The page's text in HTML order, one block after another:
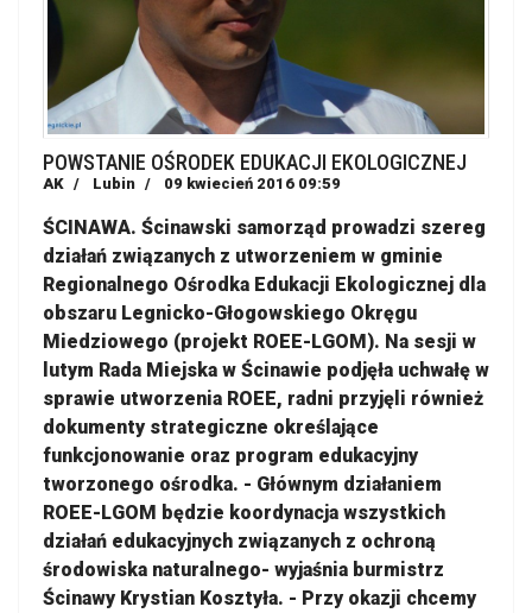
POWSTANIE OŚRODEK EDUKACJI EKOLOGICZNEJ
AK Lubin 09 kwiecień 2016 09:59
ŚCINAWA. Ścinawski samorząd prowadzi szereg
działań związanych z utworzeniem w gminie
Regionalnego Ośrodka Edukacji Ekologicznej dla
obszaru Legnicko-Głogowskiego Okręgu
Miedziowego (projekt ROEE-LGOM). Na sesji w
lutym Rada Miejska w Ścinawie podjęła uchwałę w
sprawie utworzenia ROEE, radni przyjęli również
dokumenty strategiczne określające
funkcjonowanie oraz program edukacyjny
tworzonego ośrodka. - Głównym działaniem
ROEE-LGOM będzie koordynacja wszystkich
działań edukacyjnych związanych z ochroną
środowiska naturalnego- wyjaśnia burmistrz
Ścinawy Krystian Kosztyła. - Przy okazji chcemy